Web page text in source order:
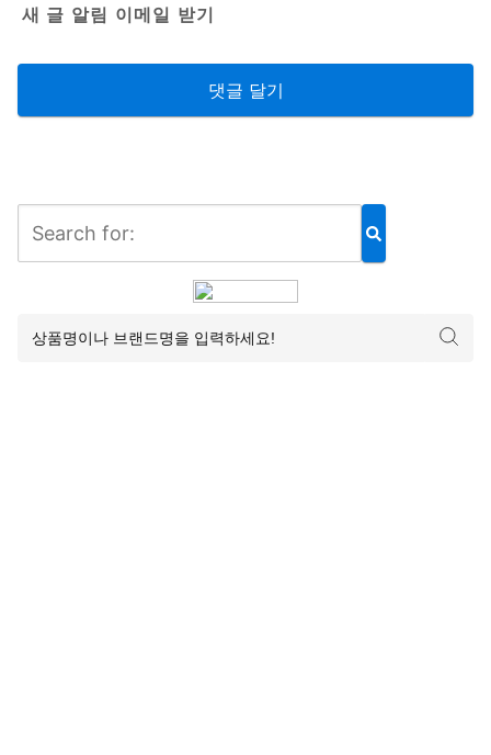
새 글 알림 이메일 받기